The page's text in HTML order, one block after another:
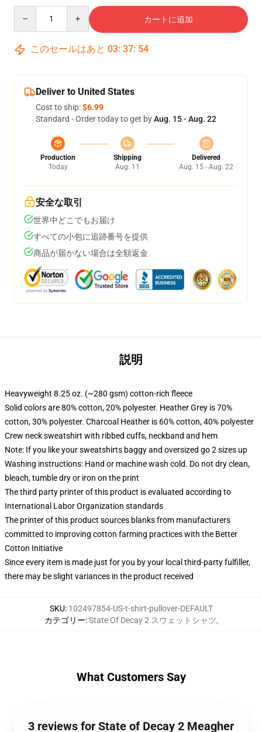
カートに追加
このセールはあと 03: 37: 53
Deliver to United States
Cost to ship:$6.99
Standard - Order today to get byAug. 15 - Aug. 22
Production
Today
Shipping
Aug. 11
Delivered
Aug. 15 - Aug. 22
安全な取引
世界中どこでもお届け
すべての小包に追跡番号を提供
商品が届かない場合は全額返金
説明
Heavyweight 8.25 oz. (~280 gsm) cotton-rich fleece
Solid colors are 80% cotton, 20% polyester. Heather Grey is 70%
cotton, 30% polyester. Charcoal Heather is 60% cotton, 40% polyester
Crew neck sweatshirt with ribbed cuffs, neckband and hem
Note: If you like your sweatshirts baggy and oversized go 2 sizes up
Washing instructions: Hand or machine wash cold. Do not dry clean,
bleach, tumble dry or iron on the print
The third party printer of this product is evaluated according to
International Labor Organization standards
The printer of this product sources blanks from manufacturers
committed to improving cotton farming practices with the Better
Cotton Initiative
Since every item is made just for you by your local third-party fulfiller,
there may be slight variances in the product received
SKU: 102497854-US-t-shirt-pullover-DEFAULT
カテゴリー:State Of Decay 2 スウェットシャツ,
What Customers Say
3 reviews for State of Decay 2 Meagher